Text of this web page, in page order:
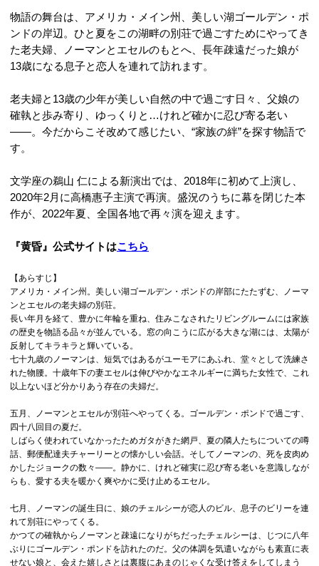
物語の舞台は、アメリカ・メイン州、美しい湖ゴールデン・ポ
ンドの岸辺。ひと夏をこの湖畔の別荘で過ごすためにやってき
た老夫婦、ノーマンとエセルのもとへ、長年疎遠だった娘が
13歳になる息子と恋人を連れて訪れます。
老夫婦と13歳の少年が美しい自然の中で過ごす日々、父娘の
確執と歩み寄り、ゆっくりと…けれど確かに忍び寄る老い
――。今だからこそ改めて感じたい、“家族の絆”を探す物語で
す。
文学座の鵜山 仁による新演出では、2018年に初めて上演し、
2020年2月に高橋惠子主演で再演。盛況のうちに幕を閉じた本
作が、2022年夏、全国各地で再々演を迎えます。
『黄昏』公式サイトはこちら
【あらすじ】
アメリカ・メイン州。美しい湖ゴールデン・ポンドの岸部にたたずむ、ノーマ
ンとエセルの老夫婦の別荘。
長い年月を経て、豊かに年輪を重ね、住みこなされたリビングルームには家族
の歴史を物語る品々が並んでいる。窓の向こうに広がる大きな湖には、太陽が
反射してキラキラと輝いている。
七十九歳のノーマンは、短気ではあるがユーモアにあふれ、堂々として洗練さ
れた物腰。十歳年下の妻エセルは伸びやかなエネルギーに満ちた女性で、これ
以上ないほど分かりあう存在の夫婦だ。
五月、ノーマンとエセルが別荘へやってくる。ゴールデン・ポンドで過ごす、
四十八回目の夏だ。
しばらく使われていなかったためガタがきた網戸、夏の隣人たちについての噂
話、郵便配達夫チャーリーとの懐かしい会話。そしてノーマンの、死を皮肉め
かしたジョークの数々――。静かに、けれど確実に忍び寄る老いを意識しなが
らも、愛する夫を暖かく爽やかに受け止めるエセル。
七月、ノーマンの誕生日に、娘のチェルシーが恋人のビル、息子のビリーを連
れて別荘にやってくる。
かつての確執からノーマンと疎遠になりがちだったチェルシーは、じつに八年
ぶりにゴールデン・ポンドを訪れたのだ。父の体調を気遣いながらも素直に表
せない娘と、会えた嬉しさとは裏腹にあまのじゃくな受け答えをしてしまう